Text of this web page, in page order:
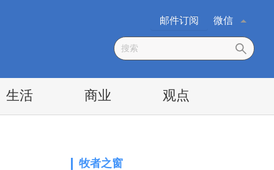
微信
邮件订阅
生活 商业 观点
牧者之窗